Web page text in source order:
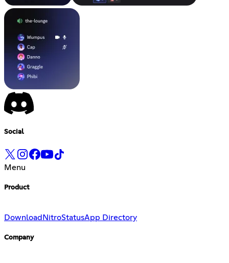
Social
Menu
Product
Download NitroStatusApp Directory
Company